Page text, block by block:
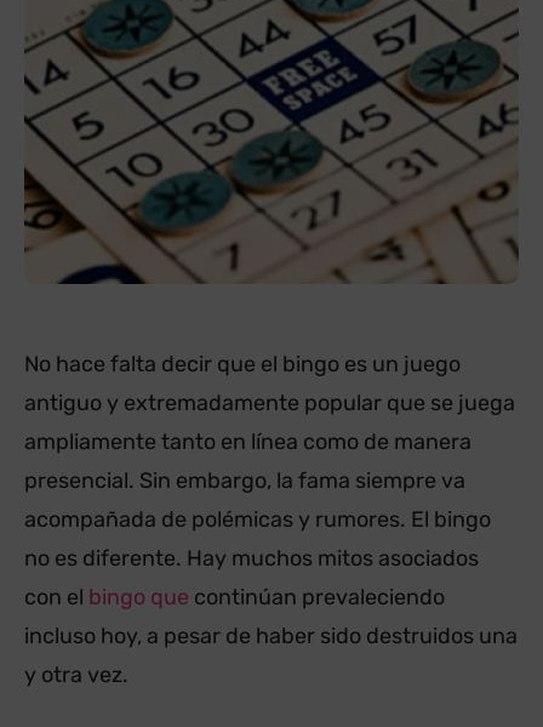
No hace falta decir que el bingo es un juego
antiguo y extremadamente popular que se juega
ampliamente tanto en línea como de manera
presencial. Sin embargo, la fama siempre va
acompañada de polémicas y rumores. El bingo
no es diferente. Hay muchos mitos asociados
con el bingo que continúan prevaleciendo
incluso hoy, a pesar de haber sido destruidos una
y otra vez.